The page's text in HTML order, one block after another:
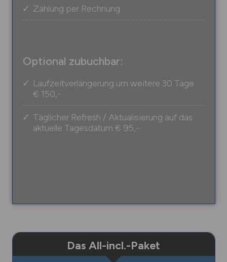
Zahlung per Rechnung
Optional zubuchbar:
Laufzeitverlängerung um weitere 30 Tage
€ 150,-
Täglicher Refresh / Aktualisierung auf das
aktuelle Tagesdatum € 95,-
Das All-incl.-Paket